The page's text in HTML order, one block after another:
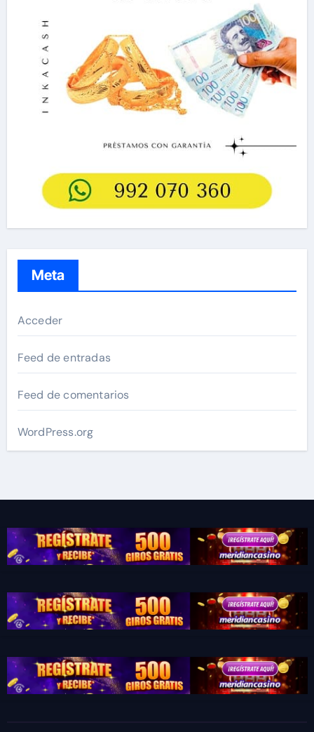
Meta
Acceder
Feed de entradas
Feed de comentarios
WordPress.org